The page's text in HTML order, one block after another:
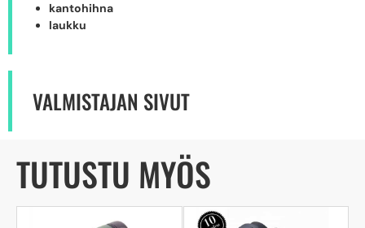
kantohihna
laukku
VALMISTAJAN SIVUT
TUTUSTU MYÖS